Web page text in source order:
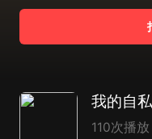
110次播放